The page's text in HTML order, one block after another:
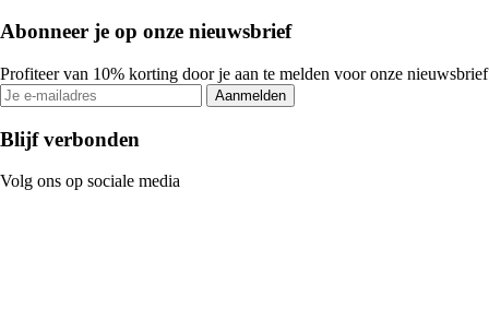
Abonneer je op onze nieuwsbrief
Profiteer van 10% korting door je aan te melden voor onze nieuwsbrief
Aanmelden
Blijf verbonden
Volg ons op sociale media